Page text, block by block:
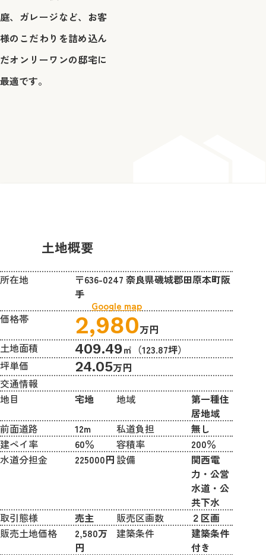
庭、ガレージなど、お客
様のこだわりを詰め込ん
だオンリーワンの邸宅に
最適です。
土地概要
所在地
〒636-0247 奈良県磯城郡田原本町阪
手
Google map
価格帯
2,980万円
土地面積
409.49㎡ （123.87坪）
坪単価
24.05万円
交通情報
地目
宅地 地域
第一種住
居地域
前面道路
12m 私道負担
無し
建ペイ率
60％ 容積率
200％
水道分担金
225000円 設備
関西電
力・公営
水道・公
共下水
取引態様
売主 販売区画数
２区画
販売土地価格
2,580万
円
建築条件
建築条件
付き